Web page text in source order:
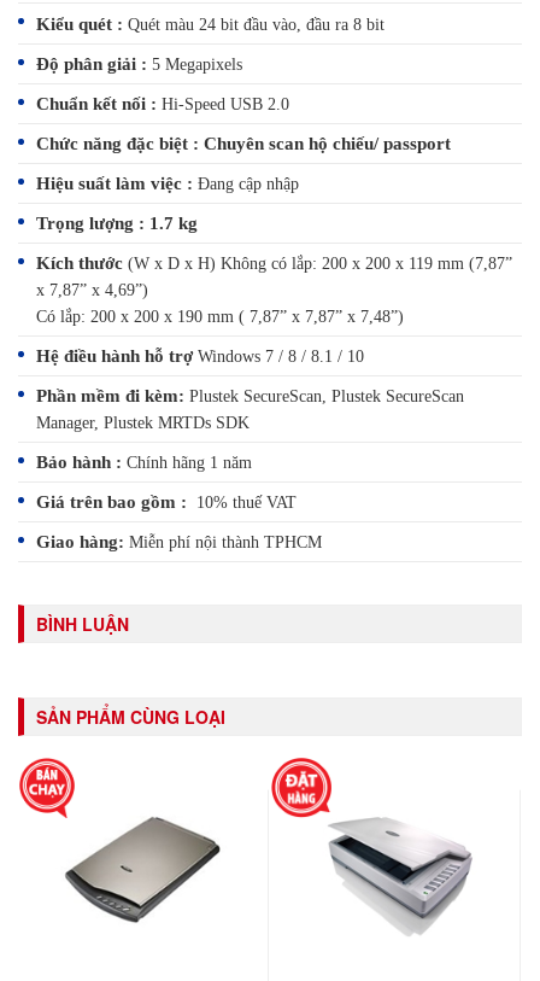
Kiểu quét : Quét màu 24 bit đầu vào, đầu ra 8 bit
Độ phân giải : 5 Megapixels
Chuẩn kết nối : Hi-Speed USB 2.0
Chức năng đặc biệt : Chuyên scan hộ chiếu/ passport
Hiệu suất làm việc : Đang cập nhập
Trọng lượng : 1.7 kg
Kích thước (W x D x H) Không có lắp: 200 x 200 x 119 mm (7,87”
x 7,87” x 4,69”)
Có lắp: 200 x 200 x 190 mm ( 7,87” x 7,87” x 7,48”)
Hệ điều hành hỗ trợ Windows 7 / 8 / 8.1 / 10
Phần mềm đi kèm: Plustek SecureScan, Plustek SecureScan
Manager, Plustek MRTDs SDK
Bảo hành : Chính hãng 1 năm
Giá trên bao gồm : 10% thuế VAT
Giao hàng: Miễn phí nội thành TPHCM
BÌNH LUẬN
SẢN PHẨM CÙNG LOẠI